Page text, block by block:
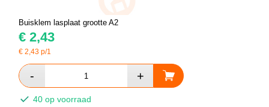
Buisklem lasplaat grootte A2
€ 2,43
€2,43 p/1
40 op voorraad